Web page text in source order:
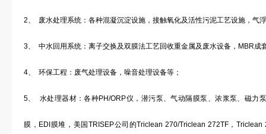
2、 废水处理系统：各种混凝沉淀设施，接触氧化及活性污泥工艺设施，气
3、 中水回用系统：离子交换及双膜法工艺回收重金属及废水设备，MBR成
4、 环保工程：废气处理设备，噪音处理设备等；
5、 水处理器材：各种PH/ORP仪，潜污泵、气动隔膜泵、浓浆泵、磁力
膜，EDI膜堆，美国TRISEP公司的Triclean 270/Triclean 272TF，